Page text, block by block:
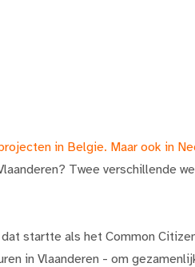
in Belgie. Maar ook in
Twee verschillende
startte als het Common
in Vlaanderen - om